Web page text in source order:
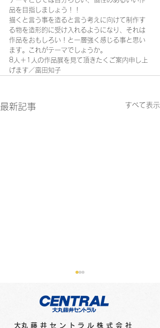
品を目指しましょう！！
描くと言う事を造ると言う考えに向けて制作す
る物を造形的に受け入れるようになり、それは
作品をおもしろい！と一層強く感じる事と思い
ます。これがテーマでしょうか。
8人＋1人の作品展を見て頂きたくご案内申し上
げます／富田知子
最新記事 すべて表示
​大丸藤井セントラル株式会社